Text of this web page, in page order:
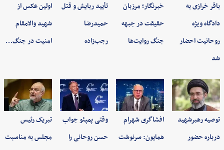
باقر خرازی به
دادگاه ویژه
روحانیت احضار
شد
خبرنگار؛ مرزبان
حقیقت در جبهه
جنگ روایت‌ها
تأیید ربایش و قتل
حمیدرضا
رجب‌زاده
اولین عکس از
شهید والامقام
امنیت در جنگ…
توصیه رهبرشهید
درباره حضور
افشاگری شهرام
همایون: سرنوشت
وقتی پمپئو جواب
حسن روحانی را
تبریک رئیس
مجلس به مناسبت